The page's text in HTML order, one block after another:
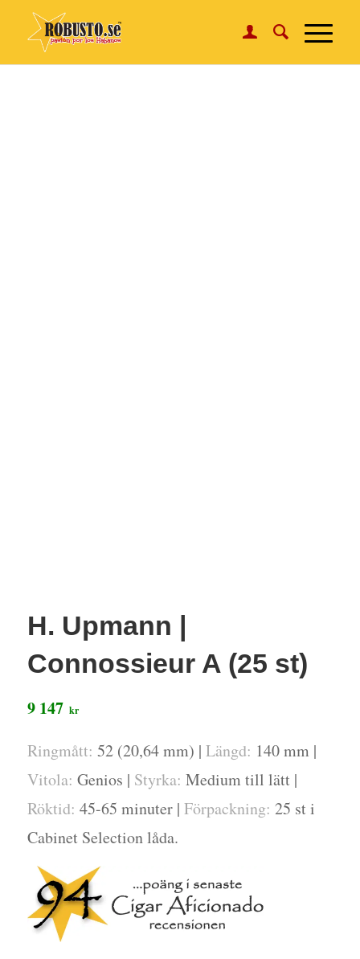
H. Upmann |
Connossieur A (25 st)
9 147 kr
Ringmått: 52 (20,64 mm) | Längd: 140 mm |
Vitola: Genios | Styrka: Medium till lätt |
Röktid: 45-65 minuter | Förpackning: 25 st i
Cabinet Selection låda.